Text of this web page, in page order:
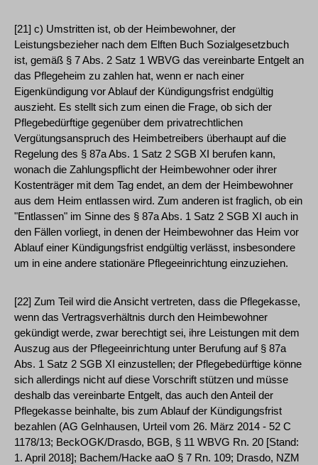
[21] c) Umstritten ist, ob der Heimbewohner, der
Leistungsbezieher nach dem Elften Buch Sozialgesetzbuch
ist, gemäß § 7 Abs. 2 Satz 1 WBVG das vereinbarte Entgelt an
das Pflegeheim zu zahlen hat, wenn er nach einer
Eigenkündigung vor Ablauf der Kündigungsfrist endgültig
auszieht. Es stellt sich zum einen die Frage, ob sich der
Pflegebedürftige gegenüber dem privatrechtlichen
Vergütungsanspruch des Heimbetreibers überhaupt auf die
Regelung des § 87a Abs. 1 Satz 2 SGB XI berufen kann,
wonach die Zahlungspflicht der Heimbewohner oder ihrer
Kostenträger mit dem Tag endet, an dem der Heimbewohner
aus dem Heim entlassen wird. Zum anderen ist fraglich, ob ein
"Entlassen" im Sinne des § 87a Abs. 1 Satz 2 SGB XI auch in
den Fällen vorliegt, in denen der Heimbewohner das Heim vor
Ablauf einer Kündigungsfrist endgültig verlässt, insbesondere
um in eine andere stationäre Pflegeeinrichtung einzuziehen.
[22] Zum Teil wird die Ansicht vertreten, dass die Pflegekasse,
wenn das Vertragsverhältnis durch den Heimbewohner
gekündigt werde, zwar berechtigt sei, ihre Leistungen mit dem
Auszug aus der Pflegeeinrichtung unter Berufung auf § 87a
Abs. 1 Satz 2 SGB XI einzustellen; der Pflegebedürftige könne
sich allerdings nicht auf diese Vorschrift stützen und müsse
deshalb das vereinbarte Entgelt, das auch den Anteil der
Pflegekasse beinhalte, bis zum Ablauf der Kündigungsfrist
bezahlen (AG Gelnhausen, Urteil vom 26. März 2014 - 52 C
1178/13; BeckOGK/Drasdo, BGB, § 11 WBVG Rn. 20 [Stand:
1. April 2018]; Bachem/Hacke aaO § 7 Rn. 109; Drasdo, NZM